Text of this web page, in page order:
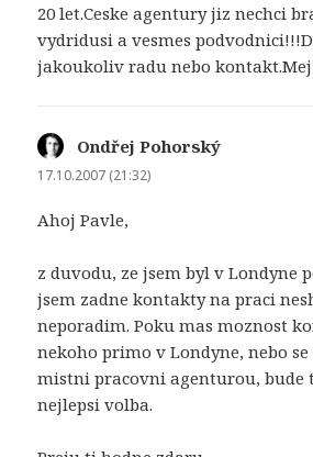
20 let.Ceske agentury jiz nechci
vydridusi a vesmes
jakoukoliv radu nebo kontakt.Mej
Ondřej Pohorský
17.10.2007 (21:32)
Ahoj Pavle,
z duvodu, ze jsem byl v Londyne
jsem zadne kontakty na praci
neporadim. Poku mas moznost
nekoho primo v Londyne, nebo
mistni pracovni agenturou, bude
nejlepsi volba.